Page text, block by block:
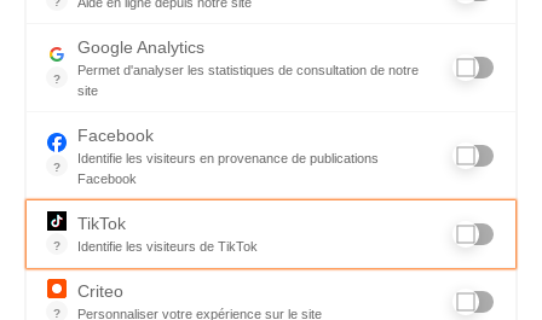
FAQ - réponses à vos questions
Conditions Générales de Service
Charte qualité
Code de déontologie
Mentions légales
?
Google Analytics
Permet d'analyser les statistiques de consultation de notre
site
?
Facebook
Identifie les visiteurs en provenance de publications
Facebook
Parce que vous ne venez pas tous les jours sur notre site, ce
?
TikTok
Identifie les visiteurs de TikTok
Permet de suivre les actions du visiteur sur le site web, et de
?
Criteo
Personnaliser votre expérience sur le site